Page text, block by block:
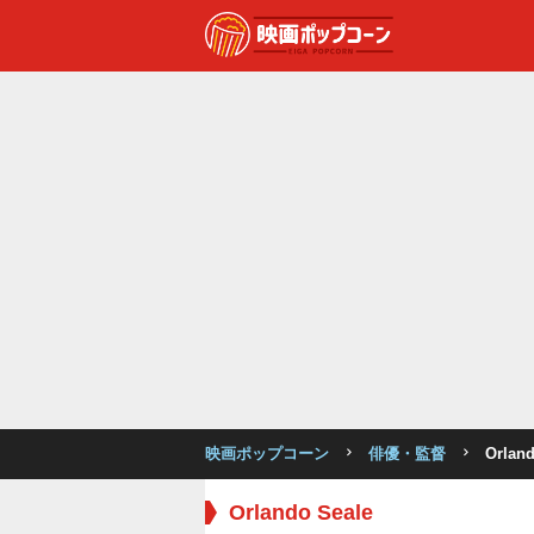
映画ポップコーン 俳優・監督
Orlando Seale